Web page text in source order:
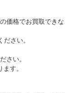
価格でお買取できな
さい。
さい。
す。